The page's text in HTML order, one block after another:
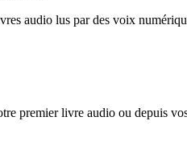
audio lus par des voix
premier livre audio ou depuis